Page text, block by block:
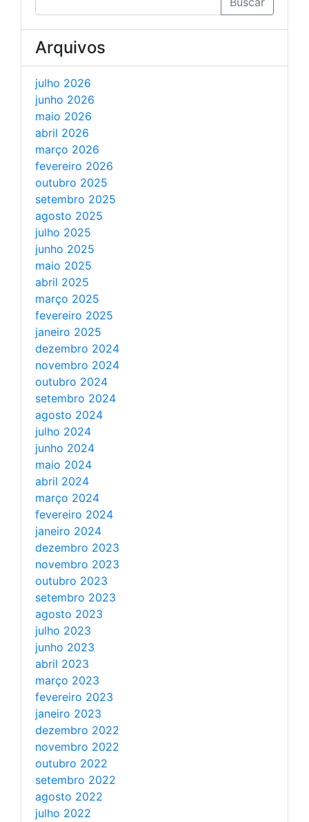
Arquivos
julho 2026
junho 2026
maio 2026
abril 2026
março 2026
fevereiro 2026
outubro 2025
setembro 2025
agosto 2025
julho 2025
junho 2025
maio 2025
abril 2025
março 2025
fevereiro 2025
janeiro 2025
dezembro 2024
novembro 2024
outubro 2024
setembro 2024
agosto 2024
julho 2024
junho 2024
maio 2024
abril 2024
março 2024
fevereiro 2024
janeiro 2024
dezembro 2023
novembro 2023
outubro 2023
setembro 2023
agosto 2023
julho 2023
junho 2023
abril 2023
março 2023
fevereiro 2023
janeiro 2023
dezembro 2022
novembro 2022
outubro 2022
setembro 2022
agosto 2022
julho 2022